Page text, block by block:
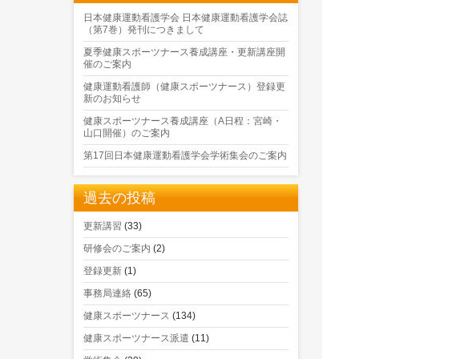
日本健康運動看護学会 日本健康運動看護学会誌
（第7巻）発刊につきまして
夏季健康スポーツナース養成講座・更新講座開
催のご案内
健康運動看護師（健康スポーツナース）登録更
新のお知らせ
健康スポーツナース養成講座（A日程：宮崎・
山口開催）のご案内
第17回日本健康運動看護学会学術集会のご案内
過去の投稿
更新講習 (33)
研修会のご案内 (2)
登録更新 (1)
事務局連絡 (65)
健康スポーツナース (134)
健康スポーツナース派遣 (11)